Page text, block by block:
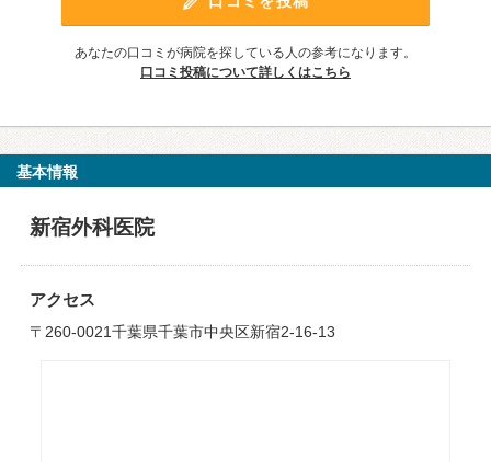
あなたの口コミが病院を探している人の参考になります。
口コミ投稿について詳しくはこちら
基本情報
新宿外科医院
アクセス
〒260-0021千葉県千葉市中央区新宿2-16-13